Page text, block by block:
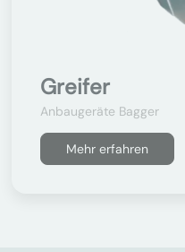
Greifer
Anbaugeräte Bagger
Mehr erfahren